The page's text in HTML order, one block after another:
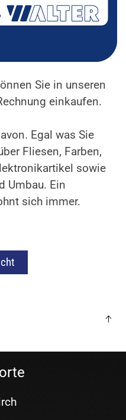
Sie in unseren
einkaufen.
Egal was Sie
Fliesen, Farben,
sowie
Umbau. Ein
sich immer.